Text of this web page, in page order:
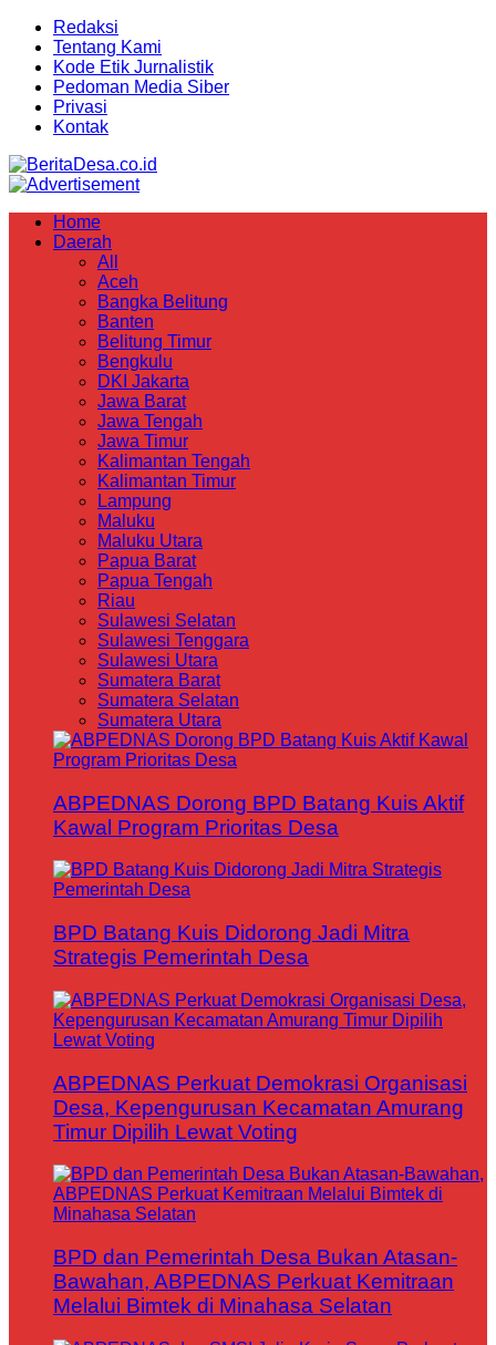
Redaksi
Tentang Kami
Kode Etik Jurnalistik
Pedoman Media Siber
Privasi
Kontak
Home
Daerah
All
Aceh
Bangka Belitung
Banten
Belitung Timur
Bengkulu
DKI Jakarta
Jawa Barat
Jawa Tengah
Jawa Timur
Kalimantan Tengah
Kalimantan Timur
Lampung
Maluku
Maluku Utara
Papua Barat
Papua Tengah
Riau
Sulawesi Selatan
Sulawesi Tenggara
Sulawesi Utara
Sumatera Barat
Sumatera Selatan
Sumatera Utara
ABPEDNAS Dorong BPD Batang Kuis Aktif
Kawal Program Prioritas Desa
BPD Batang Kuis Didorong Jadi Mitra
Strategis Pemerintah Desa
ABPEDNAS Perkuat Demokrasi Organisasi
Desa, Kepengurusan Kecamatan Amurang
Timur Dipilih Lewat Voting
BPD dan Pemerintah Desa Bukan Atasan-
Bawahan, ABPEDNAS Perkuat Kemitraan
Melalui Bimtek di Minahasa Selatan